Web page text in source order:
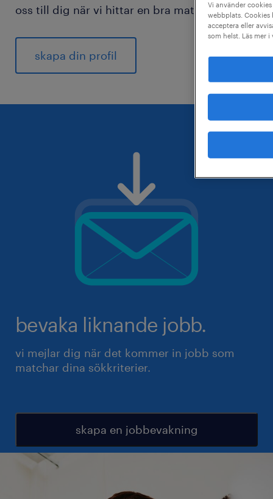
oss till dig när vi hittar en bra match för dig.
skapa din profil
bevaka liknande jobb.
vi mejlar dig när det kommer in jobb som
matchar dina sökkriterier.
skapa en jobbevakning
Vi använder
webbplats. Cookies
acceptera eller
som helst. Läs mer i